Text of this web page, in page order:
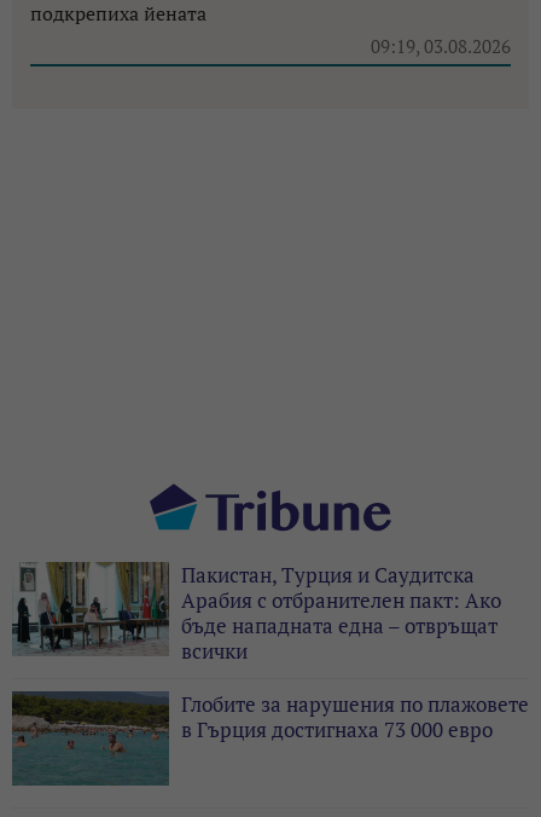
подкрепиха йената
09:19, 03.08.2026
Пакистан, Турция и Саудитска
Арабия с отбранителен пакт: Ако
бъде нападната една – отвръщат
всички
Глобите за нарушения по плажовете
в Гърция достигнаха 73 000 евро